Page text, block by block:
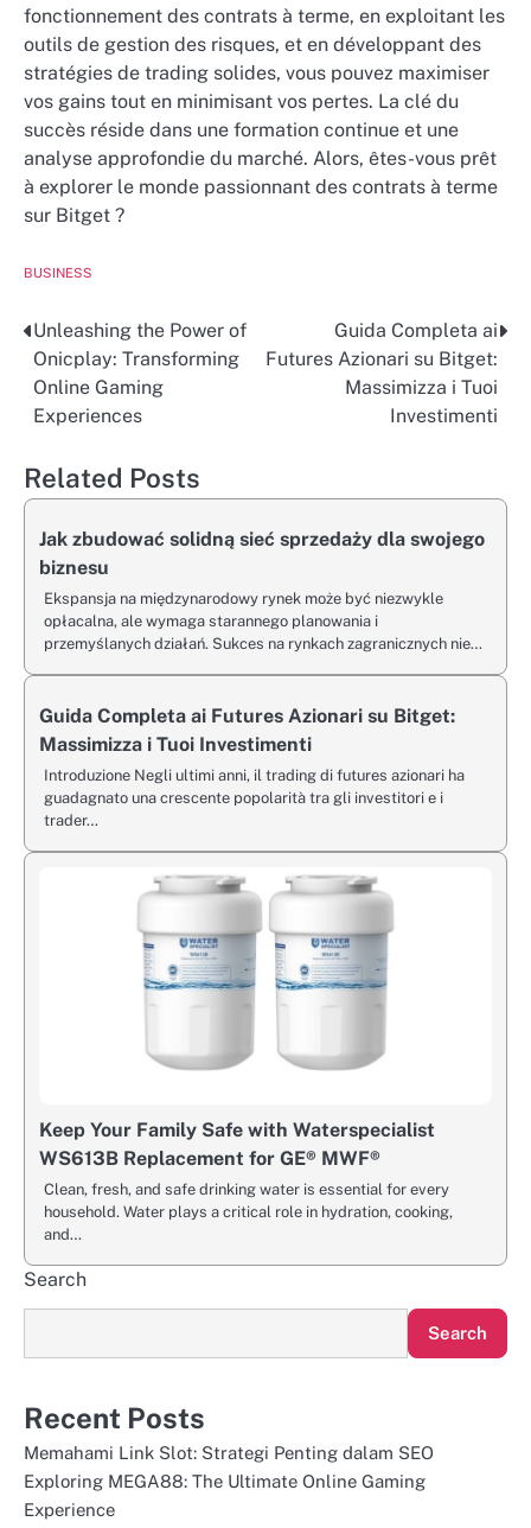
fonctionnement des contrats à terme, en exploitant les
outils de gestion des risques, et en développant des
stratégies de trading solides, vous pouvez maximiser
vos gains tout en minimisant vos pertes. La clé du
succès réside dans une formation continue et une
analyse approfondie du marché. Alors, êtes-vous prêt
à explorer le monde passionnant des contrats à terme
sur Bitget ?
BUSINESS
Post
navigation
Unleashing the Power of
Onicplay: Transforming
Online Gaming
Experiences
Guida Completa ai
Futures Azionari su Bitget:
Massimizza i Tuoi
Investimenti
Related Posts
Jak zbudować solidną sieć sprzedaży dla swojego
biznesu
Ekspansja na międzynarodowy rynek może być niezwykle
opłacalna, ale wymaga starannego planowania i
przemyślanych działań. Sukces na rynkach zagranicznych nie…
Guida Completa ai Futures Azionari su Bitget:
Massimizza i Tuoi Investimenti
Introduzione Negli ultimi anni, il trading di futures azionari ha
guadagnato una crescente popolarità tra gli investitori e i
trader…
Keep Your Family Safe with Waterspecialist
WS613B Replacement for GE® MWF®
Clean, fresh, and safe drinking water is essential for every
household. Water plays a critical role in hydration, cooking,
and…
Search
Search
Recent Posts
Memahami Link Slot: Strategi Penting dalam SEO
Exploring MEGA88: The Ultimate Online Gaming
Experience